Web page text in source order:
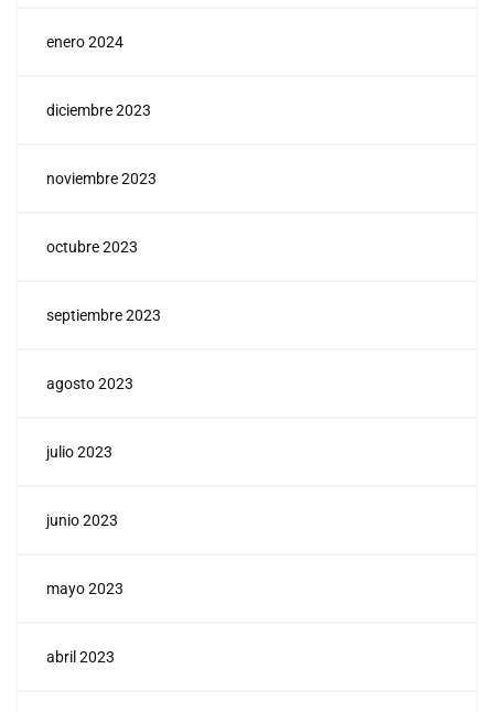
enero 2024
diciembre 2023
noviembre 2023
octubre 2023
septiembre 2023
agosto 2023
julio 2023
junio 2023
mayo 2023
abril 2023